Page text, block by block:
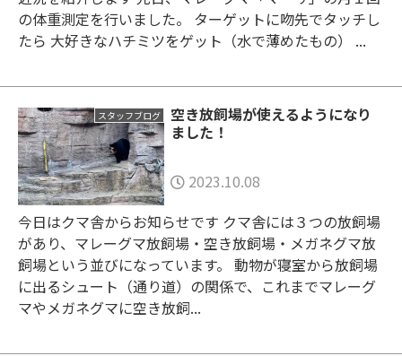
の体重測定を行いました。 ターゲットに吻先でタッチし
たら 大好きなハチミツをゲット（水で薄めたもの） ...
スタッフブログ
空き放飼場が使えるようになり
ました！
2023.10.08
今日はクマ舎からお知らせです クマ舎には３つの放飼場
があり、マレーグマ放飼場・空き放飼場・メガネグマ放
飼場という並びになっています。 動物が寝室から放飼場
に出るシュート（通り道）の関係で、これまでマレーグ
マやメガネグマに空き放飼...